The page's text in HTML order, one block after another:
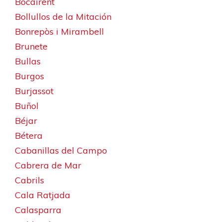
Bollullos de la Mitación
Bonrepòs i Mirambell
Brunete
Bullas
Burgos
Burjassot
Buñol
Béjar
Bétera
Cabanillas del Campo
Cabrera de Mar
Cabrils
Cala Ratjada
Calasparra